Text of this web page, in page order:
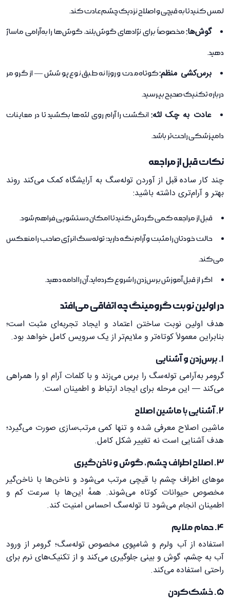
لمس کنید تا به قیچی و اصلاح نزدیک چشم عادت کند.
گوش‌ها:مخصوصاً برای نژادهای گوش‌بلند، گوش‌ها را به‌آرامی ماساژ
دهید.
برس‌کشی منظم:کوتاه‌مدت و روزانه طبق نوع پوشش — از گرومر
درباره تکنیک صحیح بپرسید.
عادت به چک لثه: انگشت را آرام روی لثه‌ها بکشید تا در معاینات
دامپزشکی راحت‌تر باشد.
نکات قبل از مراجعه
چند کار ساده قبل از آوردن توله‌سگ به آرایشگاه کمک می‌کند روند
بهتر و آرام‌تری داشته باشید:
قبل از مراجعه کمی گردش کنید تا امکان دستشویی فراهم شود.
حالت خودتان را مثبت و آرام نگه دارید؛ توله‌سگ انرژی صاحب را منعکس
می‌کند.
اگر از قبل آموزش برس‌زدن را شروع کرده‌اید، آن را ادامه دهید.
در اولین نوبت گرومینگ چه اتفاقی می‌افتد
هدف اولین نوبت ساختن اعتماد و ایجاد تجربه‌ای مثبت است؛
بنابراین معمولاً کوتاه‌تر و ملایم‌تر از یک سرویس کامل خواهد بود.
1. برس‌زدن و آشنایی
گرومر به‌آرامی توله‌سگ را برس می‌زند و با کلمات آرام او را همراهی
می‌کند — این مرحله برای ایجاد ارتباط و اطمینان است.
2. آشنایی با ماشین اصلاح
ماشین اصلاح معرفی شده و تنها کمی مرتب‌سازی صورت می‌گیرد؛
هدف آشنایی است نه تغییر شکل کامل.
3. اصلاح اطراف چشم، گوش و ناخن‌گیری
موهای اطراف چشم با قیچی مرتب می‌شود و ناخن‌ها با ناخن‌گیر
مخصوص حیوانات کوتاه می‌شوند. همهٔ این‌ها با سرعت کم و
اطمینان انجام می‌شود تا توله‌سگ احساس امنیت کند.
4. حمام ملایم
استفاده از آب ولرم و شامپوی مخصوص توله‌سگ؛ گرومر از ورود
آب به چشم، گوش و بینی جلوگیری می‌کند و از تکنیک‌های نرم برای
راحتی استفاده می‌کند.
5. خشک‌کردن